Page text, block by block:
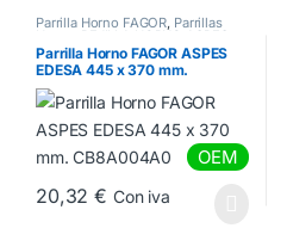
Parrilla Horno FAGOR, Parrillas
REJILLA HORNO ASPES
REJILLA HORNO EDESA
Parrilla Horno FAGOR ASPES
EDESA 445 x 370 mm.
CB8A004A0
OEM
20,32€ Con iva